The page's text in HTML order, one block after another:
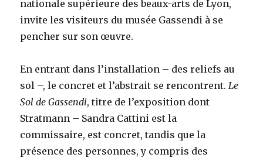
nationale supérieure des beaux-arts de Lyon,
invite les visiteurs du musée Gassendi à se
pencher sur son œuvre.
En entrant dans l’installation – des reliefs au
sol –, le concret et l’abstrait se rencontrent. Le
Sol de Gassendi, titre de l’exposition dont
Stratmann – Sandra Cattini est la
commissaire, est concret, tandis que la
présence des personnes, y compris des